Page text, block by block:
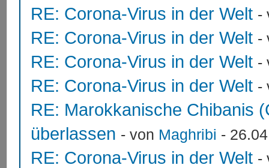
RE: Corona-Virus in der Welt -
RE: Corona-Virus in der Welt -
RE: Corona-Virus in der Welt -
RE: Corona-Virus in der Welt -
RE: Marokkanische Chibanis
überlassen - von Maghribi -
RE: Corona-Virus in der Welt -